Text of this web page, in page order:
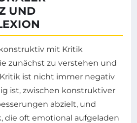
UND
mit Kritik
zunächst zu verstehen und
ist nicht immer negativ
ist, zwischen konstruktiver
abzielt, und
die oft emotional aufgeladen